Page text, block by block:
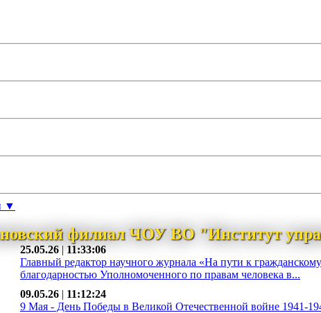
▼
филиал ЧОУ ВО "Институт
25.05.26 | 11:33:06
Главный редактор научного журнала «На пути к
благодарностью Уполномоченного по правам человека в...
09.05.26 | 11:12:24
9 Мая - День Победы в Великой Отечественной войне 1941-